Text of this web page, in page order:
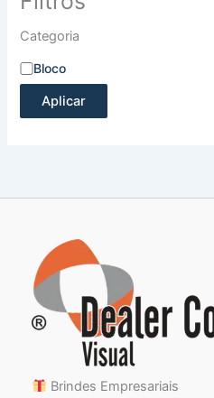
Categoria
Bloco
Aplicar
Brindes Empresariais